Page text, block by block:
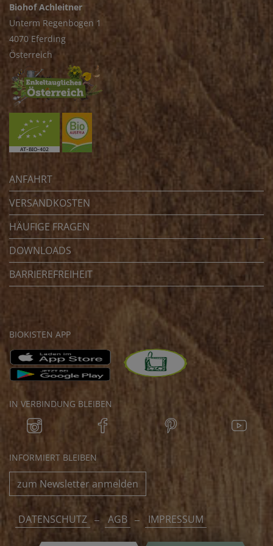
Biohof Achleitner
Unterm Regenbogen 1
4070 Eferding
Österreich
ANFAHRT
VERSANDKOSTEN
HÄUFIGE FRAGEN
DOWNLOADS
BARRIEREFREIHEIT
BIOKISTEN APP
IN VERBINDUNG BLEIBEN
INFORMIERT BLEIBEN
zum Newsletter anmelden
DATENSCHUTZ AGB IMPRESSUM